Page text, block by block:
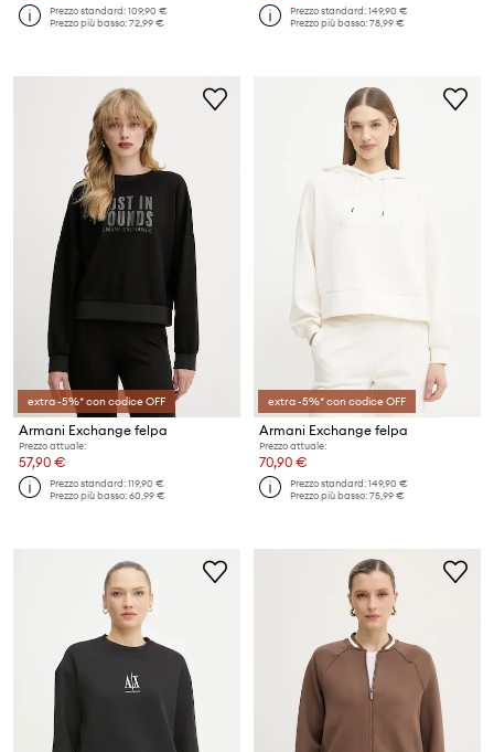
Prezzo standard:109,90 €
Prezzo più basso:72,99 €
Prezzo standard:149,90 €
Prezzo più basso:78,99 €
extra -5%* con codice OFF
Armani Exchange felpa
Prezzo attuale:
57,90 €
Prezzo standard:119,90 €
Prezzo più basso:60,99 €
extra -5%* con codice OFF
Armani Exchange felpa
Prezzo attuale:
70,90 €
Prezzo standard:149,90 €
Prezzo più basso:75,99 €